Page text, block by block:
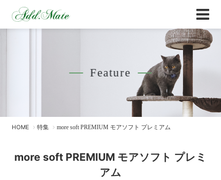
more soft PREMIUM モアソフト プレミアム -
Feature
HOME 特集 more soft PREMIUM モアソフト プレミアム
more soft PREMIUM モアソフト プレミ
アム